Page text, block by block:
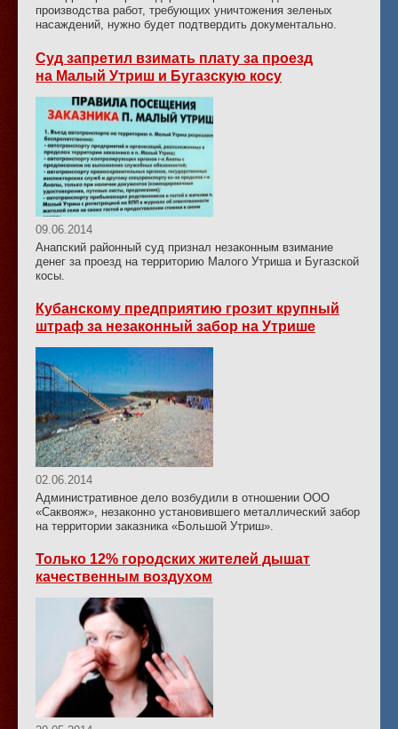
производства работ, требующих уничтожения зеленых
насаждений, нужно будет подтвердить документально.
Суд запретил взимать плату за проезд
на Малый Утриш и Бугазскую косу
09.06.2014
Анапский районный суд признал незаконным взимание
денег за проезд на территорию Малого Утриша и Бугазской
косы.
Кубанскому предприятию грозит крупный
штраф за незаконный забор на Утрише
02.06.2014
Административное дело возбудили в отношении ООО
«Саквояж», незаконно установившего металлический забор
на территории заказника «Большой Утриш».
Только 12% городских жителей дышат
качественным воздухом